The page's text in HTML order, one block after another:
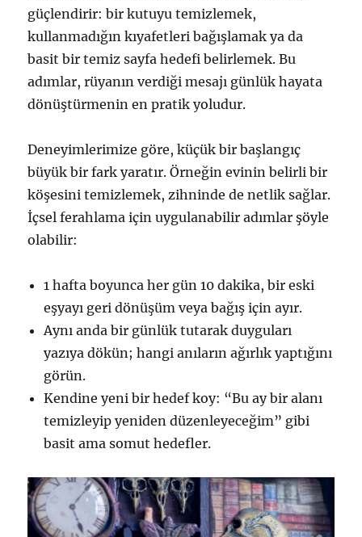
güçlendirir: bir kutuyu temizlemek,
kullanmadığın kıyafetleri bağışlamak ya da
basit bir temiz sayfa hedefi belirlemek. Bu
adımlar, rüyanın verdiği mesajı günlük hayata
dönüştürmenin en pratik yoludur.
Deneyimlerimize göre, küçük bir başlangıç
büyük bir fark yaratır. Örneğin evinin belirli bir
köşesini temizlemek, zihninde de netlik sağlar.
İçsel ferahlama için uygulanabilir adımlar şöyle
olabilir:
1 hafta boyunca her gün 10 dakika, bir eski
eşyayı geri dönüşüm veya bağış için ayır.
Aynı anda bir günlük tutarak duyguları
yazıya dökün; hangi anıların ağırlık yaptığını
görün.
Kendine yeni bir hedef koy: “Bu ay bir alanı
temizleyip yeniden düzenleyeceğim” gibi
basit ama somut hedefler.